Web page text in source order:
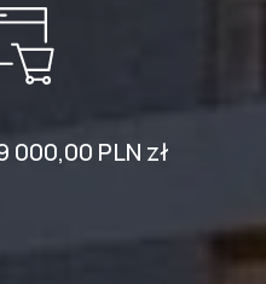
PLN zł